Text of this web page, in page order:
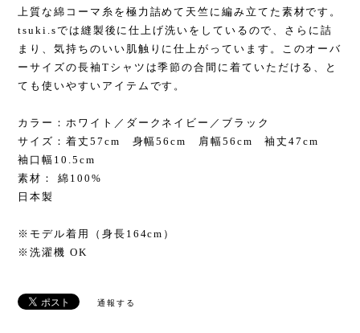
上質な綿コーマ糸を極力詰めて天竺に編み立てた素材です。
tsuki.sでは縫製後に仕上げ洗いをしているので、さらに詰
まり、気持ちのいい肌触りに仕上がっています。このオーバ
ーサイズの長袖Tシャツは季節の合間に着ていただける、と
ても使いやすいアイテムです。
カラー：ホワイト／ダークネイビー／ブラック
サイズ：着丈57cm 身幅56cm 肩幅56cm 袖丈47cm
袖口幅10.5cm
素材： 綿100%
日本製
※モデル着用（身長164cm）
※洗濯機 OK
通報する